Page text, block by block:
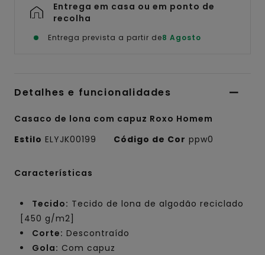
Entrega em casa ou em ponto de
recolha
Entrega prevista a partir de8 Agosto
Detalhes e funcionalidades
Casaco de lona com capuz Roxo Homem
Estilo ELYJK00199 Código de Cor ppw0
Características
Tecido: Tecido de lona de algodão reciclado
[450 g/m2]
Corte: Descontraído
Gola: Com capuz